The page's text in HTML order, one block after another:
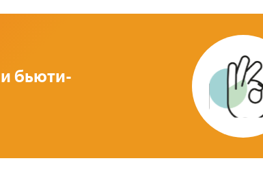
высокой плотности целевой
на регулярное посещение банных
в выбранной локации представляется
и перспективной, с
клиентской базы и
бьюти-